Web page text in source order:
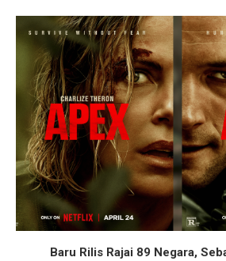
Baru Rilis Rajai 89 Negara,